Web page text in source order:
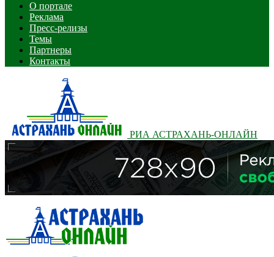
О портале
Реклама
Пресс-релизы
Темы
Партнеры
Контакты
РИА АСТРАХАНЬ-ОНЛАЙН